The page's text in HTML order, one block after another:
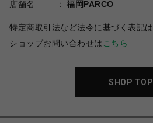
店舗名
福岡PARCO
特定商取引法など法令に基づく表記は
ショップお問い合わせは こちら
SHOP TOP